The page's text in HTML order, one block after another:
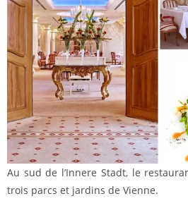
Au sud de l’Innere Stadt, le
trois parcs et jardins de Vienne.